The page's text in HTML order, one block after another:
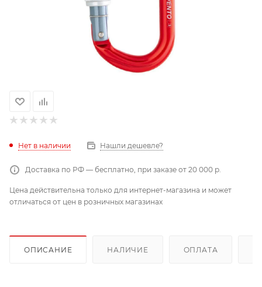
Нет в наличии Нашли дешевле?
Доставка по РФ — бесплатно, при заказе от 20 000 р.
Цена действительна только для интернет-магазина и может
отличаться от цен в розничных магазинах
ОПИСАНИЕ НАЛИЧИЕ ОПЛАТА